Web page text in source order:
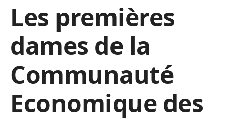
Les premières
dames de la
Communauté
Economique des